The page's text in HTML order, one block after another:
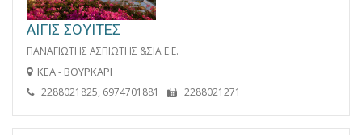
ΑΙΓΙΣ ΣΟΥΙΤΕΣ
ΠΑΝΑΓΙΩΤΗΣ ΑΣΠΙΩΤΗΣ &ΣΙΑ Ε.Ε.
ΚΕΑ - ΒΟΥΡΚΑΡΙ
2288021825, 6974701881 2288021271